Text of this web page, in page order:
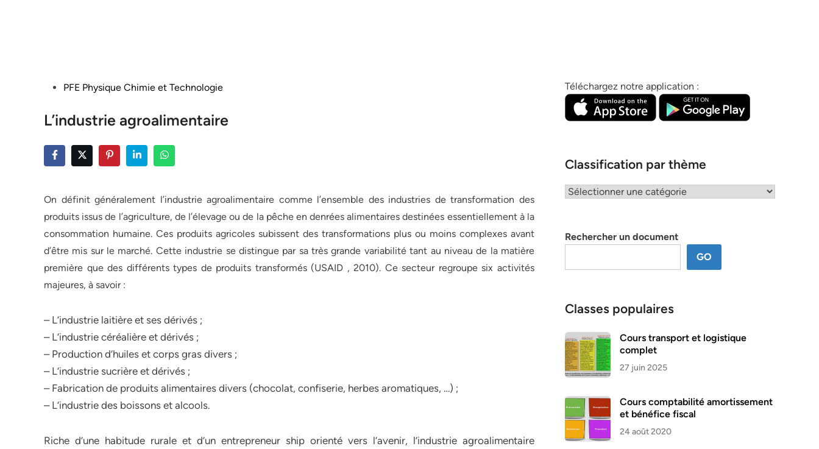
PostedPFE Physique Chimie et Technologie
L’industrie agroalimentaire
On définit généralement l’industrie agroalimentaire comme l’ensemble des industries de transformation des
produits issus de l’agriculture, de l’élevage ou de la pêche en denrées alimentaires destinées essentiellement à la
consommation humaine. Ces produits agricoles subissent des transformations plus ou moins complexes avant
d’être mis sur le marché. Cette industrie se distingue par sa très grande variabilité tant au niveau de la matière
première que des différents types de produits transformés (USAID , 2010). Ce secteur regroupe six activités
majeures, à savoir :
– L’industrie laitière et ses dérivés ;
– L’industrie céréalière et dérivés ;
– Production d’huiles et corps gras divers ;
– L’industrie sucrière et dérivés ;
– Fabrication de produits alimentaires divers (chocolat, confiserie, herbes aromatiques, …) ;
– L’industrie des boissons et alcools.
Riche d’une habitude rurale et d’un entrepreneur ship orienté vers l’avenir, l’industrie agroalimentaire
Téléchargez notre application :
Classification par thème
Classification
Rechercher un document
GO
Classes populaires
Cours transport et logistique
complet
27 juin 2025
Cours comptabilité amortissement
et bénéfice fiscal
24 août 2020